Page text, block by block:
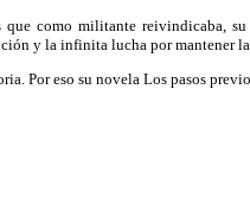
como militante reivindicaba,
y la infinita lucha por mantener
Por eso su novela Los pasos